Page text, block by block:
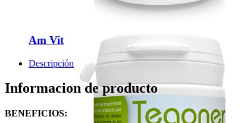
Am Vit
Descripción
Informacion de producto
BENEFICIOS: